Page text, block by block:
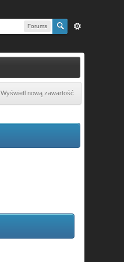
Forums
Wyświetl nową zawartość